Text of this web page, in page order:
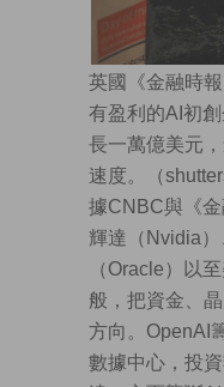
英國《金融時
有盈利的AI初
長一萬億美元
速度。（
據CNBC與《金
輝達（Nvidia
（Oracle）以
般，把資金、
方向。OpenAI
數據中心，投